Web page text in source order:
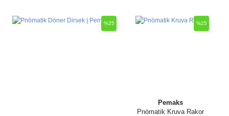
%25
Pemaks
Pnömatik Kruva Rakor
%25